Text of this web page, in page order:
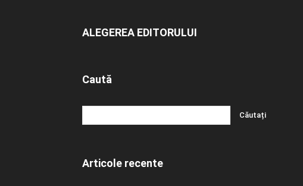
ALEGEREA EDITORULUI
Caută
Articole recente